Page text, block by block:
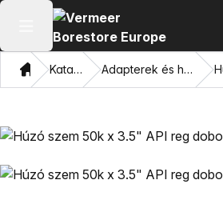
Főmenü megnyitása
Otthon Katalógus Adapterek és húzó szemek